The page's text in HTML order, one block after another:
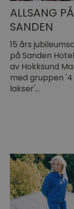
ALLSANG PÅ
SANDEN
15 års
på Sanden
av Hokksund
med gruppen '4
lakser'…